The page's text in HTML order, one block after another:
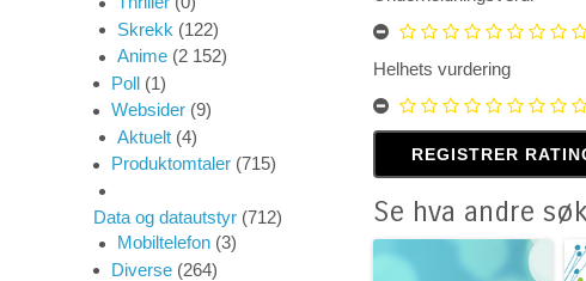
Skrekk (122)
Anime (2 152)
Poll (1)
Websider (9)
Aktuelt (4)
Produktomtaler (715)
Data og datautstyr (712)
Mobiltelefon (3)
Diverse (264)
Helhets vurdering
Se hva andre